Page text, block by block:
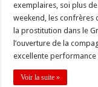
exemplaires, soi plus
weekend, les confrères
la prostitution dans le
l’ouverture de la
excellente performance
Voir la suite »